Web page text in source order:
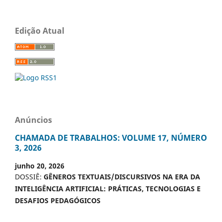
Edição Atual
Anúncios
CHAMADA DE TRABALHOS: VOLUME 17, NÚMERO
3, 2026
junho 20, 2026
DOSSIÊ: GÊNEROS TEXTUAIS/DISCURSIVOS NA ERA DA
INTELIGÊNCIA ARTIFICIAL: PRÁTICAS, TECNOLOGIAS E
DESAFIOS PEDAGÓGICOS